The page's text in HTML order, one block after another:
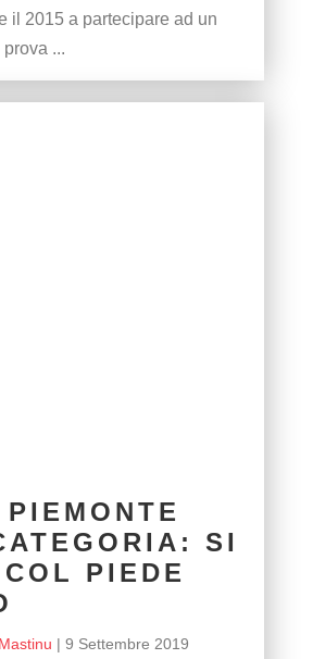
il 2015 a partecipare ad un
...
PIEMONTE
SI
PIEDE
| 9 Settembre 2019